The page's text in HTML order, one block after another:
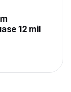
12 mil